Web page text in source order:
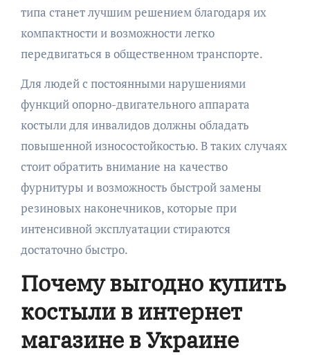
типа станет лучшим решением благодаря их
компактности и возможности легко
передвигаться в общественном транспорте.
Для людей с постоянными нарушениями
функций опорно-двигательного аппарата
костыли для инвалидов должны обладать
повышенной износостойкостью. В таких случаях
стоит обратить внимание на качество
фурнитуры и возможность быстрой замены
резиновых наконечников, которые при
интенсивной эксплуатации стираются
достаточно быстро.
Почему выгодно купить
костыли в интернет
магазине в Украине